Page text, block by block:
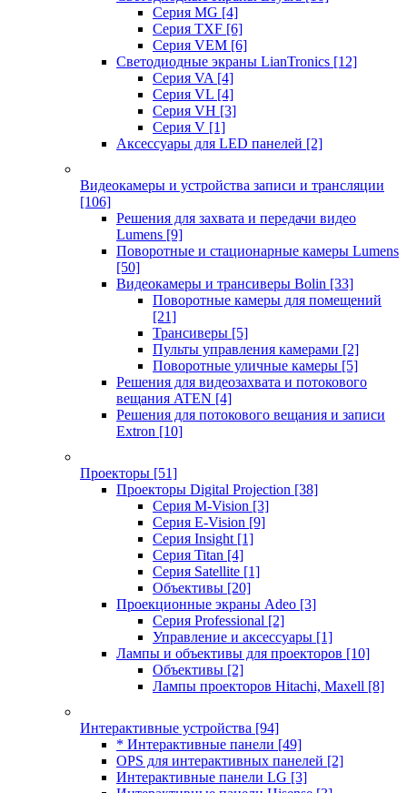
Серия MG [4]
Серия TXF [6]
Серия VEM [6]
Светодиодные экраны LianTronics [12]
Серия VA [4]
Серия VL [4]
Серия VH [3]
Серия V [1]
Аксессуары для LED панелей [2]
Видеокамеры и устройства записи и трансляции
[106]
Решения для захвата и передачи видео
Lumens [9]
Поворотные и стационарные камеры Lumens
[50]
Видеокамеры и трансиверы Bolin [33]
Поворотные камеры для помещений
[21]
Трансиверы [5]
Пульты управления камерами [2]
Поворотные уличные камеры [5]
Решения для видеозахвата и потокового
вещания ATEN [4]
Решения для потокового вещания и записи
Extron [10]
Проекторы [51]
Проекторы Digital Projection [38]
Серия M-Vision [3]
Серия E-Vision [9]
Серия Insight [1]
Серия Titan [4]
Серия Satellite [1]
Объективы [20]
Проекционные экраны Adeo [3]
Серия Professional [2]
Управление и аксессуары [1]
Лампы и объективы для проекторов [10]
Объективы [2]
Лампы проекторов Hitachi, Maxell [8]
Интерактивные устройства [94]
* Интерактивные панели [49]
OPS для интерактивных панелей [2]
Интерактивные панели LG [3]